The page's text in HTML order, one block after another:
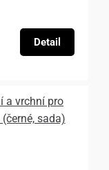
Detail
a vrchní pro
sada)